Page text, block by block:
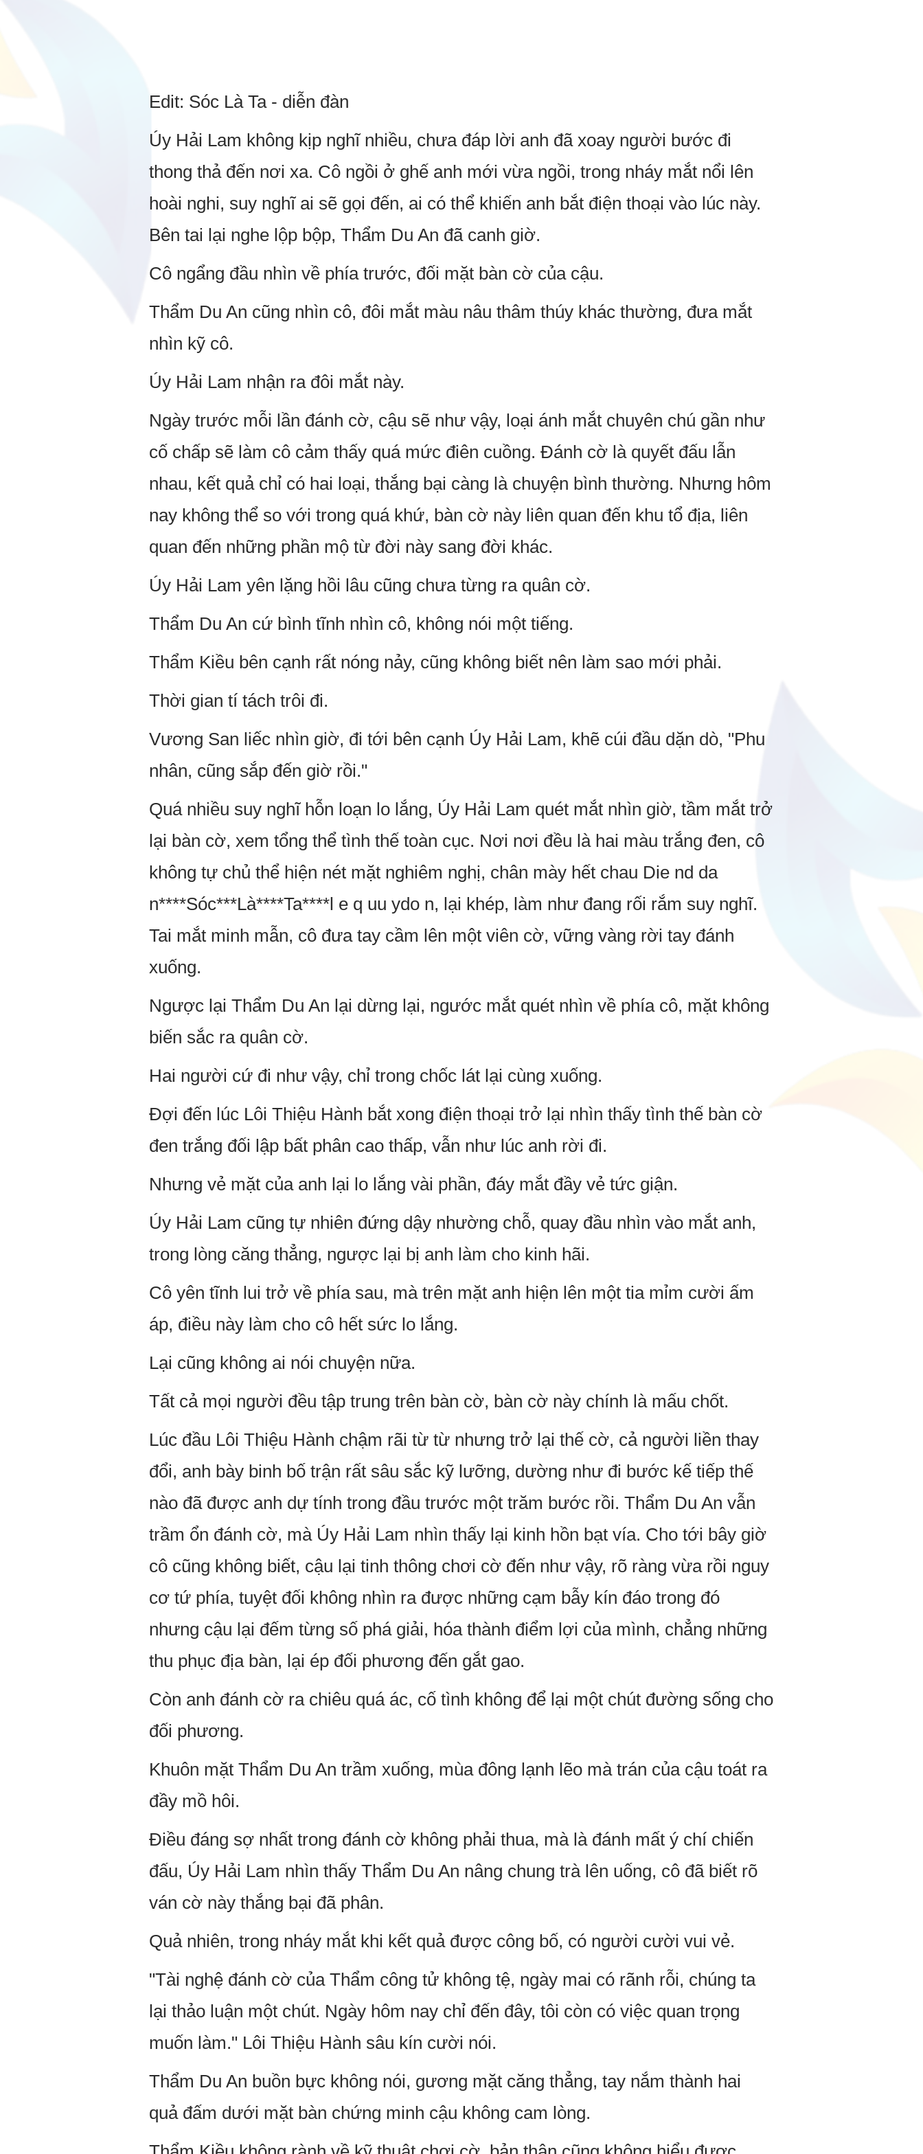
Edit: Sóc Là Ta - diễn đàn
Úy Hải Lam không kịp nghĩ nhiều, chưa đáp lời anh đã xoay người bước đi
thong thả đến nơi xa. Cô ngồi ở ghế anh mới vừa ngồi, trong nháy mắt nổi lên
hoài nghi, suy nghĩ ai sẽ gọi đến, ai có thể khiến anh bắt điện thoại vào lúc này.
Bên tai lại nghe lộp bộp, Thẩm Du An đã canh giờ.
Cô ngẩng đầu nhìn về phía trước, đối mặt bàn cờ của cậu.
Thẩm Du An cũng nhìn cô, đôi mắt màu nâu thâm thúy khác thường, đưa mắt
nhìn kỹ cô.
Úy Hải Lam nhận ra đôi mắt này.
Ngày trước mỗi lần đánh cờ, cậu sẽ như vậy, loại ánh mắt chuyên chú gần như
cố chấp sẽ làm cô cảm thấy quá mức điên cuồng. Đánh cờ là quyết đấu lẫn
nhau, kết quả chỉ có hai loại, thắng bại càng là chuyện bình thường. Nhưng hôm
nay không thể so với trong quá khứ, bàn cờ này liên quan đến khu tổ địa, liên
quan đến những phần mộ từ đời này sang đời khác.
Úy Hải Lam yên lặng hồi lâu cũng chưa từng ra quân cờ.
Thẩm Du An cứ bình tĩnh nhìn cô, không nói một tiếng.
Thẩm Kiều bên cạnh rất nóng nảy, cũng không biết nên làm sao mới phải.
Thời gian tí tách trôi đi.
Vương San liếc nhìn giờ, đi tới bên cạnh Úy Hải Lam, khẽ cúi đầu dặn dò, "Phu
nhân, cũng sắp đến giờ rồi."
Quá nhiều suy nghĩ hỗn loạn lo lắng, Úy Hải Lam quét mắt nhìn giờ, tầm mắt trở
lại bàn cờ, xem tổng thể tình thế toàn cục. Nơi nơi đều là hai màu trắng đen, cô
không tự chủ thể hiện nét mặt nghiêm nghị, chân mày hết chau Die nd da
n****Sóc***Là****Ta****l e q uu ydo n, lại khép, làm như đang rối rắm suy nghĩ.
Tai mắt minh mẫn, cô đưa tay cầm lên một viên cờ, vững vàng rời tay đánh
xuống.
Ngược lại Thẩm Du An lại dừng lại, ngước mắt quét nhìn về phía cô, mặt không
biến sắc ra quân cờ.
Hai người cứ đi như vậy, chỉ trong chốc lát lại cùng xuống.
Đợi đến lúc Lôi Thiệu Hành bắt xong điện thoại trở lại nhìn thấy tình thế bàn cờ
đen trắng đối lập bất phân cao thấp, vẫn như lúc anh rời đi.
Nhưng vẻ mặt của anh lại lo lắng vài phần, đáy mắt đầy vẻ tức giận.
Úy Hải Lam cũng tự nhiên đứng dậy nhường chỗ, quay đầu nhìn vào mắt anh,
trong lòng căng thẳng, ngược lại bị anh làm cho kinh hãi.
Cô yên tĩnh lui trở về phía sau, mà trên mặt anh hiện lên một tia mỉm cười ấm
áp, điều này làm cho cô hết sức lo lắng.
Lại cũng không ai nói chuyện nữa.
Tất cả mọi người đều tập trung trên bàn cờ, bàn cờ này chính là mấu chốt.
Lúc đầu Lôi Thiệu Hành chậm rãi từ từ nhưng trở lại thế cờ, cả người liền thay
đổi, anh bày binh bố trận rất sâu sắc kỹ lưỡng, dường như đi bước kế tiếp thế
nào đã được anh dự tính trong đầu trước một trăm bước rồi. Thẩm Du An vẫn
trầm ổn đánh cờ, mà Úy Hải Lam nhìn thấy lại kinh hồn bạt vía. Cho tới bây giờ
cô cũng không biết, cậu lại tinh thông chơi cờ đến như vậy, rõ ràng vừa rồi nguy
cơ tứ phía, tuyệt đối không nhìn ra được những cạm bẫy kín đáo trong đó
nhưng cậu lại đếm từng số phá giải, hóa thành điểm lợi của mình, chẳng những
thu phục địa bàn, lại ép đối phương đến gắt gao.
Còn anh đánh cờ ra chiêu quá ác, cố tình không để lại một chút đường sống cho
đối phương.
Khuôn mặt Thẩm Du An trầm xuống, mùa đông lạnh lẽo mà trán của cậu toát ra
đầy mồ hôi.
Điều đáng sợ nhất trong đánh cờ không phải thua, mà là đánh mất ý chí chiến
đấu, Úy Hải Lam nhìn thấy Thẩm Du An nâng chung trà lên uống, cô đã biết rõ
ván cờ này thắng bại đã phân.
Quả nhiên, trong nháy mắt khi kết quả được công bố, có người cười vui vẻ.
"Tài nghệ đánh cờ của Thẩm công tử không tệ, ngày mai có rãnh rỗi, chúng ta
lại thảo luận một chút. Ngày hôm nay chỉ đến đây, tôi còn có việc quan trọng
muốn làm." Lôi Thiệu Hành sâu kín cười nói.
Thẩm Du An buồn bực không nói, gương mặt căng thẳng, tay nắm thành hai
quả đấm dưới mặt bàn chứng minh cậu không cam lòng.